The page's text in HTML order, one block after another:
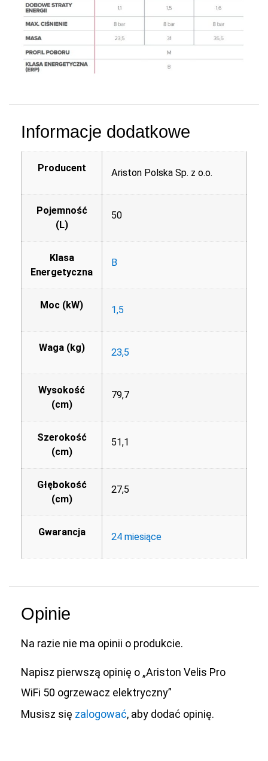
Informacje dodatkowe
Producent Ariston Polska Sp. z o.o.
Pojemność
(L)
50
Klasa
Energetyczna
B
Moc (kW) 1,5
Waga (kg) 23,5
Wysokość
(cm)
79,7
Szerokość
(cm)
51,1
Głębokość
(cm)
27,5
Gwarancja 24 miesiące
Opinie
Na razie nie ma opinii o produkcie.
Napisz pierwszą opinię o „Ariston Velis Pro
WiFi 50 ogrzewacz elektryczny”
Musisz się zalogować, aby dodać opinię.